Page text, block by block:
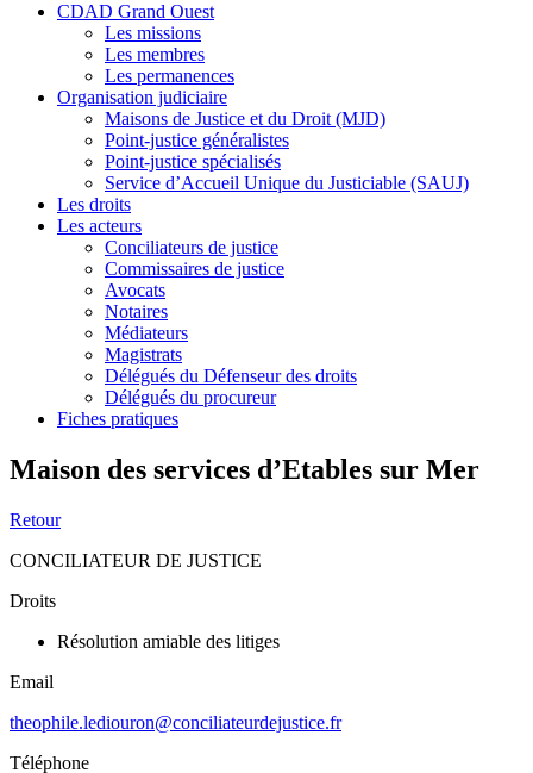
CDAD Grand Ouest
Les missions
Les membres
Les permanences
Organisation judiciaire
Maisons de Justice et du Droit (MJD)
Point-justice généralistes
Point-justice spécialisés
Service d’Accueil Unique du Justiciable (SAUJ)
Les droits
Les acteurs
Conciliateurs de justice
Commissaires de justice
Avocats
Notaires
Médiateurs
Magistrats
Délégués du Défenseur des droits
Délégués du procureur
Fiches pratiques
Maison des services d’Etables sur Mer
Retour
CONCILIATEUR DE JUSTICE
Droits
Résolution amiable des litiges
Email
theophile.lediouron@conciliateurdejustice.fr
Téléphone